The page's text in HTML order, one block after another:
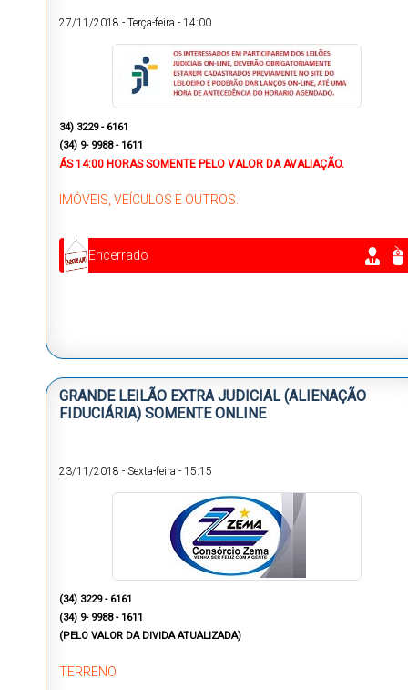
27/11/2018 - Terça-feira - 14:00
34) 3229 - 6161
(34) 9- 9988 - 1611
ÁS14:00 HORASSOMENTE PELO VALOR DA AVALIAÇÃO.
IMÓVEIS, VEÍCULOS E OUTROS.
Encerrado
GRANDE LEILÃO EXTRA JUDICIAL (ALIENAÇÃO
FIDUCIÁRIA) SOMENTE ONLINE
23/11/2018 - Sexta-feira - 15:15
(34) 3229 - 6161
(34) 9- 9988 - 1611
(PELO VALOR DA DIVIDA ATUALIZADA)
TERRENO